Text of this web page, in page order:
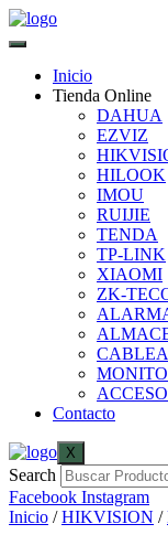
Inicio
Tienda Online
DAHUA
EZVIZ
HILOOK
IMOU
RUIJIE
TENDA
TP-LINK
XIAOMI
ZK-
Contacto
X
Search
Facebook Instagram
Inicio /HIKVISION /